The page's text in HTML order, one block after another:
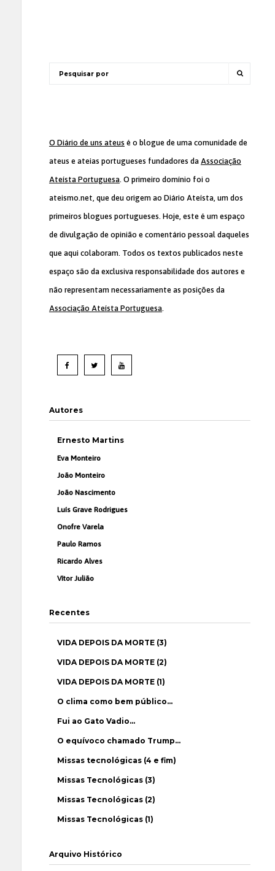
O Diário de uns ateus é o blogue de uma comunidade de
ateus e ateias portugueses fundadores da Associação
Ateísta Portuguesa. O primeiro domínio foi o
ateismo.net, que deu origem ao Diário Ateísta, um dos
primeiros blogues portugueses. Hoje, este é um espaço
de divulgação de opinião e comentário pessoal daqueles
que aqui colaboram. Todos os textos publicados neste
espaço são da exclusiva responsabilidade dos autores e
não representam necessariamente as posições da
Associação Ateísta Portuguesa.
Autores
Ernesto Martins
Eva Monteiro
João Monteiro
João Nascimento
Luís Grave Rodrigues
Onofre Varela
Paulo Ramos
Ricardo Alves
Vítor Julião
Recentes
VIDA DEPOIS DA MORTE (3)
VIDA DEPOIS DA MORTE (2)
VIDA DEPOIS DA MORTE (1)
O clima como bem público…
Fui ao Gato Vadio…
O equívoco chamado Trump…
Missas tecnológicas (4 e fim)
Missas Tecnológicas (3)
Missas Tecnológicas (2)
Missas Tecnológicas (1)
Arquivo Histórico